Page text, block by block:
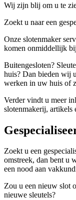
Wij zijn blij om u te
Zoekt u naar een
Onze slotenmaker
komen onmiddellijk
Buitengesloten?
huis? Dan bieden wij
werken in uw huis of
Verder vindt u meer
slotenmakerij, artikels
Zoekt u een
omstreek, dan bent u
een nood aan
Zou u een nieuw slot
nieuwe sleutels?